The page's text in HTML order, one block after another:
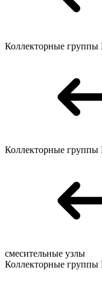
Коллекторные группы
Коллекторные группы
смесительные узлы
Коллекторные группы